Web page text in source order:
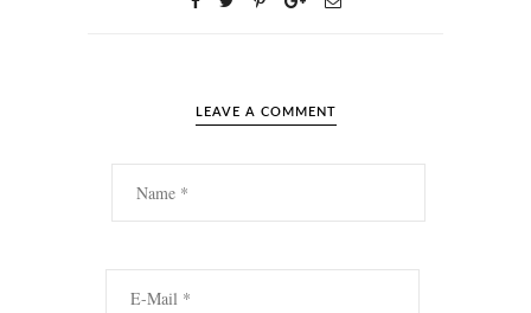
LEAVE A COMMENT